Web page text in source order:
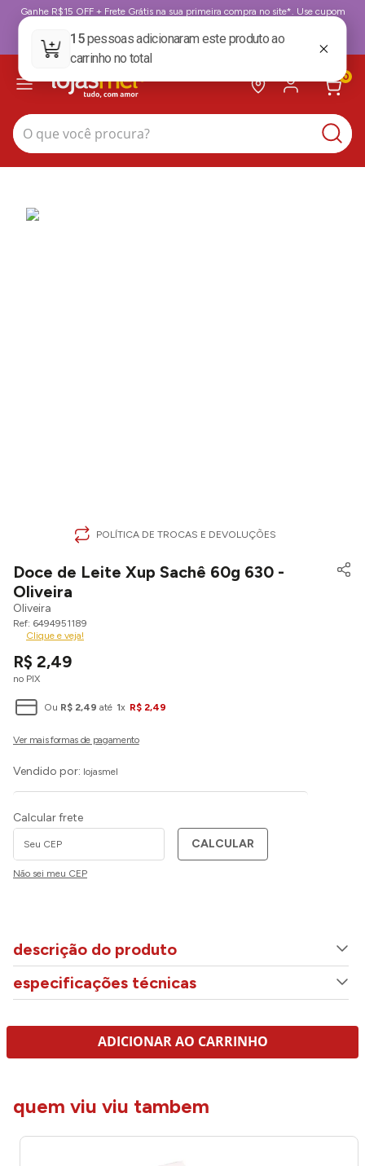
Ganhe R$15 OFF + Frete Grátis na sua primeira compra no site*. Use cupom
BoasVindas
0
O que você procura?
POLÍTICA DE TROCAS E DEVOLUÇÕES
Doce de Leite Xup Sachê 60g 630 -
Oliveira
Oliveira
6494951189
Clique e veja!
R$ 2,49
no PIX
Ou R$ 2,49 até 1x R$ 2,49
Vendido por: lojasmel
Calcular frete
CALCULAR
Não sei meu CEP
descrição do produto
especificações técnicas
ADICIONAR AO CARRINHO
quem viu viu tambem